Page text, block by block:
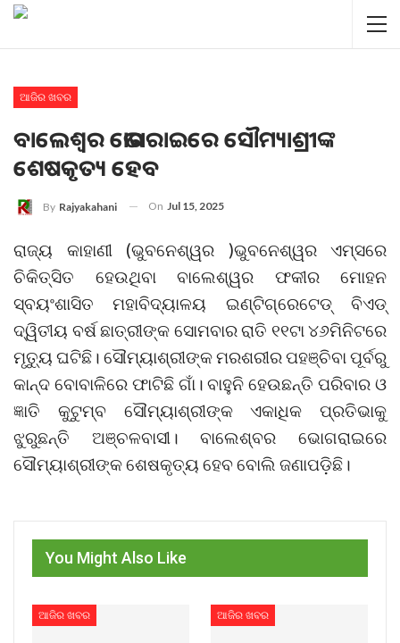
ଆଜିର ଖବର
ବାଲେଶ୍ବର ଭୋଗରାଇରେ ସୌମ୍ୟାଶ୍ରୀଙ୍କ
ଶେଷକୃତ୍ୟ ହେବ
By Rajyakahani On Jul 15, 2025
ରାଜ୍ୟ କାହାଣୀ (ଭୁବନେଶ୍ୱର )ଭୁବନେଶ୍ୱର ଏମ୍‌ସରେ
ଚିକିତ୍ସିତ ହେଉଥିବା ବାଲେଶ୍ୱର ଫକୀର ମୋହନ
ସ୍ବୟଂଶାସିତ ମହାବିଦ୍ୟାଳୟ ଇଣ୍ଟିଗ୍ରେଟେଡ୍‌ ବିଏଡ୍‌
ଦ୍ୱିତୀୟ ବର୍ଷ ଛାତ୍ରୀଙ୍କ ସୋମବାର ରାତି ୧୧ଟା ୪୬ମିନିଟରେ
ମୃତ୍ୟୁ ଘଟିଛି। ସୌମ୍ୟାଶ୍ରୀଙ୍କ ମରଶରୀର ପହଞ୍ଚିବା ପୂର୍ବରୁ
କାନ୍ଦ ବୋବାଳିରେ ଫାଟିଛି ଗାଁ। ବାହୁନି ହେଉଛନ୍ତି ପରିବାର ଓ
ଜ୍ଞାତି କୁଟୁମ୍ବ ସୌମ୍ୟାଶ୍ରୀଙ୍କ ଏକାଧିକ ପ୍ରତିଭାକୁ
ଝୁରୁଛନ୍ତି ଅଞ୍ଚଳବାସୀ। ବାଲେଶ୍ବର ଭୋଗରାଇରେ
ସୌମ୍ୟାଶ୍ରୀଙ୍କ ଶେଷକୃତ୍ୟ ହେବ ବୋଲି ଜଣାପଡ଼ିଛି।
You Might Also Like
ଆଜିର ଖବର ଆଜିର ଖବର